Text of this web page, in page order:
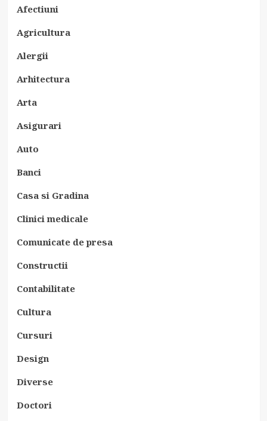
Afectiuni
Agricultura
Alergii
Arhitectura
Arta
Asigurari
Auto
Banci
Casa si Gradina
Clinici medicale
Comunicate de presa
Constructii
Contabilitate
Cultura
Cursuri
Design
Diverse
Doctori